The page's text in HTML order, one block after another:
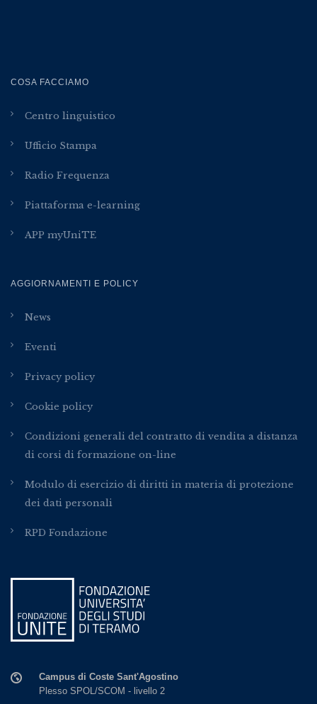
COSA FACCIAMO
Centro linguistico
Ufficio Stampa
Radio Frequenza
Piattaforma e-learning
APP myUniTE
AGGIORNAMENTI E POLICY
News
Eventi
Privacy policy
Cookie policy
Condizioni generali del contratto di vendita a distanza
di corsi di formazione on-line
Modulo di esercizio di diritti in materia di protezione
dei dati personali
RPD Fondazione
Campus di Coste Sant'Agostino
Plesso SPOL/SCOM - livello 2